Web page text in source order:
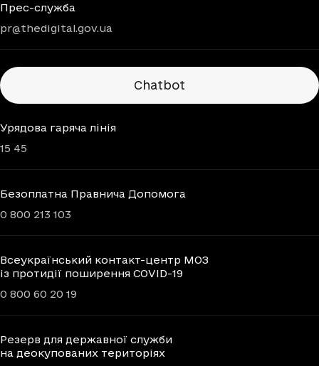
Прес-служба
pr@thedigital.gov.ua
Chatbots
Chatbot
Урядова гаряча лінія
15 45
Безоплатна Правнича Допомога
0 800 213 103
Всеукраїнський контакт-центр МОЗ
із протидії поширення COVID-19
0 800 60 20 19
Резерв для державної служби
на деокупованих територіях